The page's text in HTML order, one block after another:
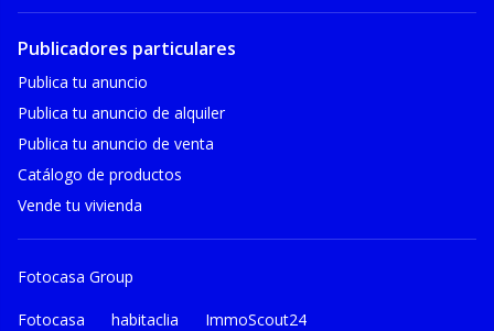
Publicadores particulares
Publica tu anuncio
Publica tu anuncio de alquiler
Publica tu anuncio de venta
Catálogo de productos
Vende tu vivienda
Fotocasa Group
Fotocasa habitaclia ImmoScout24